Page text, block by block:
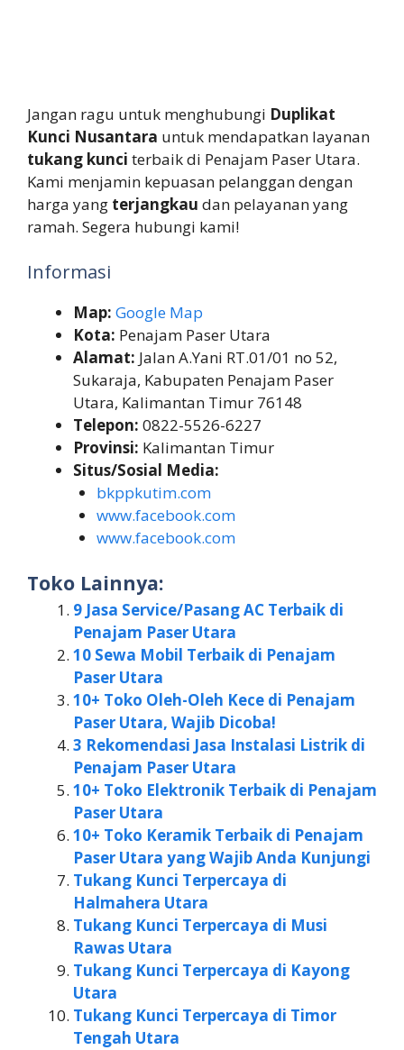
Jangan ragu untuk menghubungi Duplikat
Kunci Nusantara untuk mendapatkan layanan
tukang kunci terbaik di Penajam Paser Utara.
Kami menjamin kepuasan pelanggan dengan
harga yang terjangkau dan pelayanan yang
ramah. Segera hubungi kami!
Informasi
Map: Google Map
Kota: Penajam Paser Utara
Alamat: Jalan A.Yani RT.01/01 no 52,
Sukaraja, Kabupaten Penajam Paser
Utara, Kalimantan Timur 76148
Telepon: 0822-5526-6227
Provinsi: Kalimantan Timur
Situs/Sosial Media:
bkppkutim.com
www.facebook.com
www.facebook.com
Toko Lainnya:
9 Jasa Service/Pasang AC Terbaik di
Penajam Paser Utara
10 Sewa Mobil Terbaik di Penajam
Paser Utara
10+ Toko Oleh-Oleh Kece di Penajam
Paser Utara, Wajib Dicoba!
3 Rekomendasi Jasa Instalasi Listrik di
Penajam Paser Utara
10+ Toko Elektronik Terbaik di Penajam
Paser Utara
10+ Toko Keramik Terbaik di Penajam
Paser Utara yang Wajib Anda Kunjungi
Tukang Kunci Terpercaya di
Halmahera Utara
Tukang Kunci Terpercaya di Musi
Rawas Utara
Tukang Kunci Terpercaya di Kayong
Utara
Tukang Kunci Terpercaya di Timor
Tengah Utara